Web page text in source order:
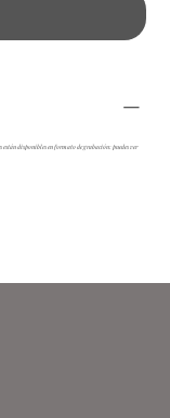
están disponibles en formato de grabación: puedes ver